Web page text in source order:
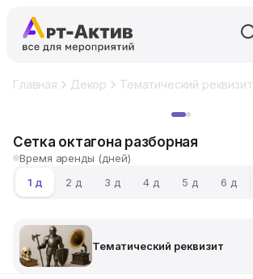
Главная Декор Тематический реквизит
Сетка октагона разборная
Время аренды (дней)
1 д
2 д 3 д 4 д 5 д 6 д
Тематический реквизит